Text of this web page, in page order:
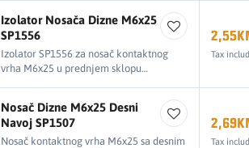
Izolator Nosača Dizne M6x25
SP1556
Izolator SP1556 za nosač kontaktnog
vrha M6x25 u prednjem sklopu
Tax
Nosač Dizne M6x25 Desni
Navoj SP1507
Nosač kontaktnog vrha M6x25 sa desnim
Tax